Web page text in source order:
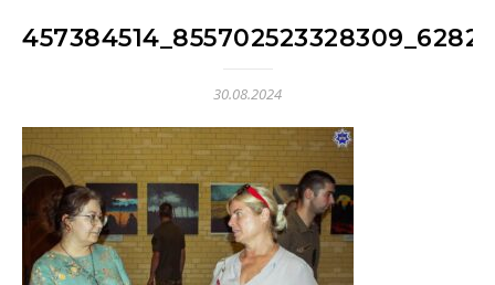
30.08.2024